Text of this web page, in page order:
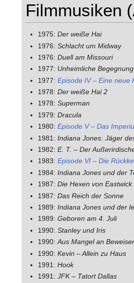
Filmmusiken
1975:Der weiße Hai
1976:Schlacht um Midway
1976:Duell am Missouri
1977: Unheimliche
1977:Episode IV – Eine neue
1978:Der weiße Hai 2
1978:Superman
1979:Dracula
1980:Episode V – Das
1981:Indiana Jones: Jäger
1982:E. T. – Der
1983:Episode VI – Die
1984:Indiana Jones und der
1987:Die Hexen von Eastwick
1987:Das Reich der Sonne
1989:Indiana Jones und der
1989:Geboren am 4. Juli
1990:Stanley und Iris
1990:Aus Mangel an
1990:Kevin – Allein zu Haus
1991:Hook
1991:JFK – Tatort Dallas